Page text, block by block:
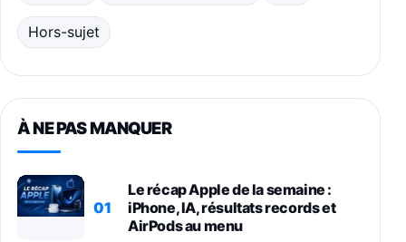
Hors-sujet
À NE PAS MANQUER
01
Le récap Apple de la semaine :
iPhone, IA, résultats records et
AirPods au menu